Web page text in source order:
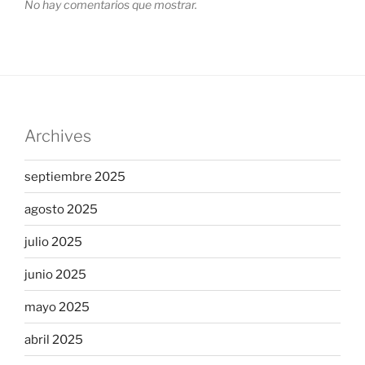
No hay comentarios que mostrar.
Archives
septiembre 2025
agosto 2025
julio 2025
junio 2025
mayo 2025
abril 2025